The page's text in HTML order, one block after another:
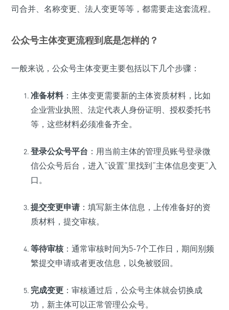
司合并、名称变更、法人变更等等，都需要走这套流程。
公众号主体变更流程到底是怎样的？
一般来说，公众号主体变更主要包括以下几个步骤：
准备材料：主体变更需要新的主体资质材料，比如
企业营业执照、法定代表人身份证明、授权委托书
等，这些材料必须准备齐全。
登录公众号平台 ：用当前主体的管理员账号登录微
信公众号后台，进入“设置”里找到“主体信息变更”入
口。
提交变更申请：填写新主体信息，上传准备好的资
质材料，提交审核。
等待审核：通常审核时间为5-7个工作日，期间别频
繁提交申请或者更改信息，以免被驳回。
完成变更 ：审核通过后，公众号主体就会切换成
功，新主体可以正常管理公众号。